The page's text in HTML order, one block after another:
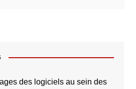
des logiciels au sein des